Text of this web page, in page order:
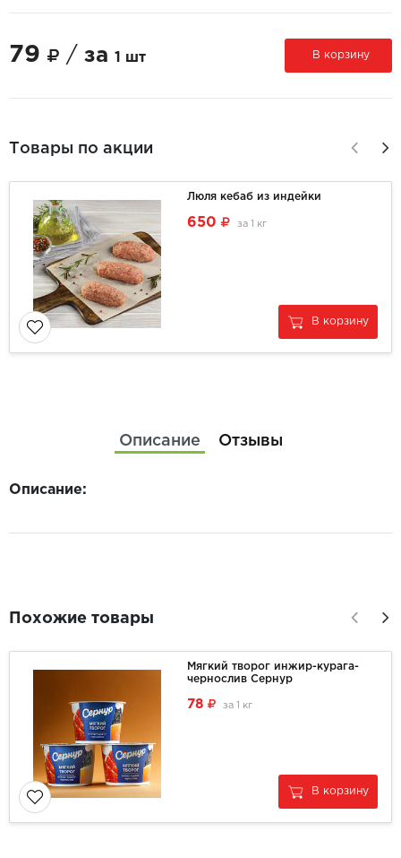
79 / за 1 шт В корзину
Товары по акции
Люля кебаб из индейки
650 за 1 кг
В корзину
Описание Отзывы
Описание:
Похожие товары
Мягкий творог инжир-курага-
чернослив Сернур
78 за 1 кг
В корзину